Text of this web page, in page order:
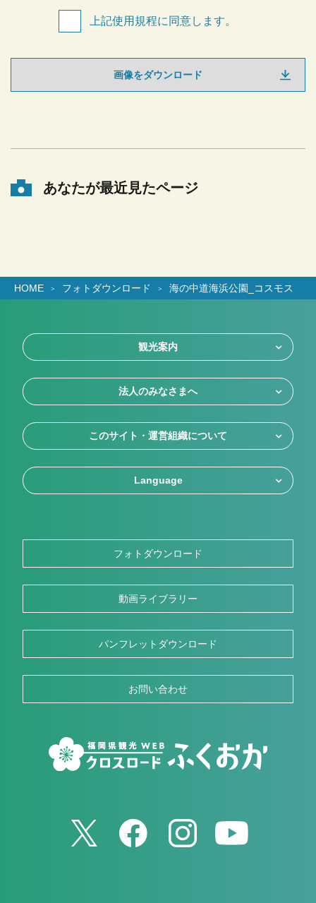
上記使用規程に同意します。
画像をダウンロード
あなたが最近見たページ
HOME フォトダウンロード 海の中道海浜公園_コスモス
観光案内
法人のみなさまへ
このサイト・運営組織について
Language
フォトダウンロード
動画ライブラリー
パンフレットダウンロード
お問い合わせ